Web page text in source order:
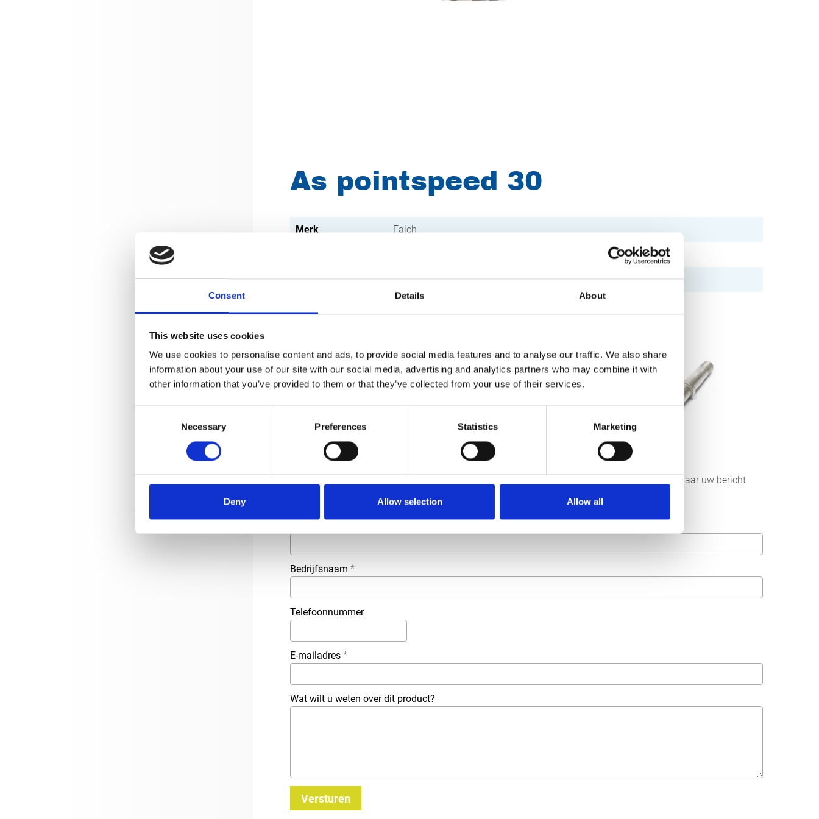
Consent Details About
This website uses cookies
We use cookies to personalise content and ads, to provide social media features and to analyse our traffic. We also share
information about your use of our site with our social media, advertising and analytics partners who may combine it with
other information that you’ve provided to them or that they’ve collected from your use of their services.
Necessary Preferences Statistics Marketing
Deny Allow selection Allow all
As pointspeed 30
Merk Falch
Type E123072
Meer informatie?
Alle vragen en opmerkingen kunt u via onderstaand formulier aan ons sturen. Wij streven ernaar uw bericht
binnen 1 werkdag te beantwoorden.
Bedrijfsnaam *
Telefoonnummer
E-mailadres *
Wat wilt u weten over dit product?
Versturen